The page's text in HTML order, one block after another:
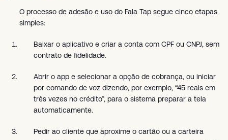
O processo de adesão e uso do Fala Tap segue cinco etapas
simples:
Baixar o aplicativo e criar a conta com CPF ou CNPJ, sem
contrato de fidelidade.
Abrir o app e selecionar a opção de cobrança, ou iniciar
por comando de voz dizendo, por exemplo, “45 reais em
três vezes no crédito”, para o sistema preparar a tela
automaticamente.
Pedir ao cliente que aproxime o cartão ou a carteira